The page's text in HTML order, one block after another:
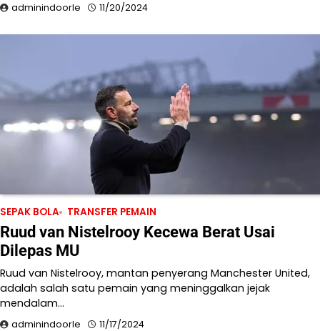
adminindoorle 11/20/2024
SEPAK BOLA TRANSFER PEMAIN
Ruud van Nistelrooy Kecewa Berat Usai
Dilepas MU
Ruud van Nistelrooy, mantan penyerang Manchester United,
adalah salah satu pemain yang meninggalkan jejak
mendalam…
adminindoorle 11/17/2024